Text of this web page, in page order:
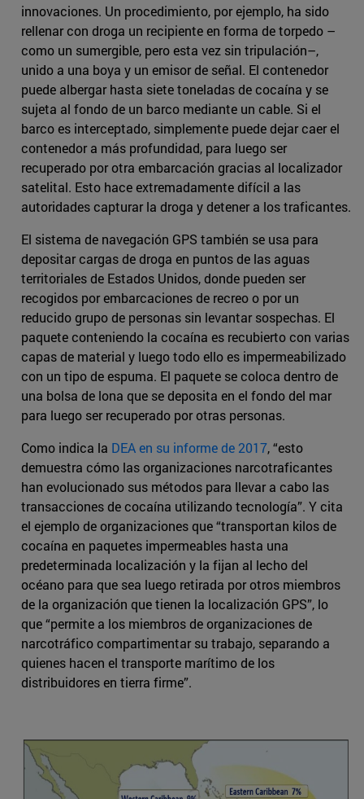
innovaciones. Un procedimiento, por ejemplo, ha sido
rellenar con droga un recipiente en forma de torpedo –
como un sumergible, pero esta vez sin tripulación–,
unido a una boya y un emisor de señal. El contenedor
puede albergar hasta siete toneladas de cocaína y se
sujeta al fondo de un barco mediante un cable. Si el
barco es interceptado, simplemente puede dejar caer el
contenedor a más profundidad, para luego ser
recuperado por otra embarcación gracias al localizador
satelital. Esto hace extremadamente difícil a las
autoridades capturar la droga y detener a los traficantes.
El sistema de navegación GPS también se usa para
depositar cargas de droga en puntos de las aguas
territoriales de Estados Unidos, donde pueden ser
recogidos por embarcaciones de recreo o por un
reducido grupo de personas sin levantar sospechas. El
paquete conteniendo la cocaína es recubierto con varias
capas de material y luego todo ello es impermeabilizado
con un tipo de espuma. El paquete se coloca dentro de
una bolsa de lona que se deposita en el fondo del mar
para luego ser recuperado por otras personas.
Como indica la DEA en su informe de 2017, “esto
demuestra cómo las organizaciones narcotraficantes
han evolucionado sus métodos para llevar a cabo las
transacciones de cocaína utilizando tecnología”. Y cita
el ejemplo de organizaciones que “transportan kilos de
cocaína en paquetes impermeables hasta una
predeterminada localización y la fijan al lecho del
océano para que sea luego retirada por otros miembros
de la organización que tienen la localización GPS”, lo
que “permite a los miembros de organizaciones de
narcotráfico compartimentar su trabajo, separando a
quienes hacen el transporte marítimo de los
distribuidores en tierra firme”.